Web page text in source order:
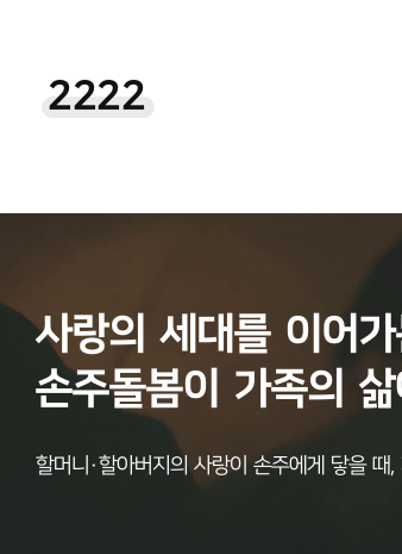
2222
사랑의 세대를 이어
손주돌봄이 가족의 삶
할머니·할아버지의 사랑이 손주에게 닿을 때